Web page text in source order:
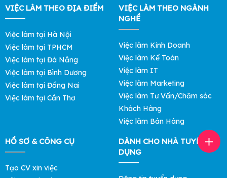
VIỆC LÀM THEO ĐỊA ĐIỂM
Việc làm tại Hà Nội
Việc làm tại TPHCM
Việc làm tại Đà Nẵng
Việc làm tại Bình Dương
Việc làm tại Đồng Nai
Việc làm tại Cần Thơ
VIỆC LÀM THEO NGÀNH
NGHỀ
Việc làm Kinh Doanh
Việc làm Kế Toán
Việc làm IT
Việc làm Marketing
Việc làm Tư Vấn/Chăm sóc
Khách Hàng
Việc làm Bán Hàng
HỒ SƠ & CÔNG CỤ
Tạo CV xin việc
DÀNH CHO NHÀ TUYỂN
DỤNG